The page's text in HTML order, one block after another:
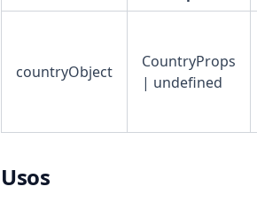
countryObject
CountryProps
| undefined
Usos